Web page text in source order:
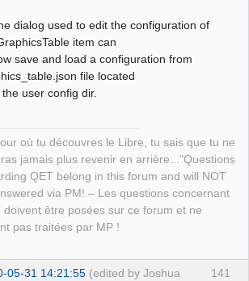
dialog used to edit the configuration of
item can
save and load a configuration from
file located
user config dir.
où tu découvres le Libre, tu sais que tu ne
jamais plus revenir en arrière..."Questions
QET belong in this forum and will NOT
via PM! – Les questions concernant
doivent être posées sur ce forum et ne
pas traitées par MP !
141
05-31 14:21:55 (edited by Joshua